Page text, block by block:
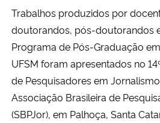
Ministério de Minas e Energia
Ministério da Ciência, Tecnologia, Inovações
Ministério do Meio Ambiente
Trabalhos produzidos por
doutorandos, pós-doutorandos
Programa de Pós-Graduação
UFSM foram apresentados no
de Pesquisadores em
Associação Brasileira de
(SBPJor), em Palhoça, Santa